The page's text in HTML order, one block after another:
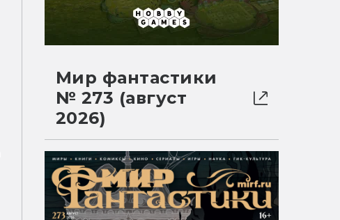
Мир фантастики
№ 273 (август
2026)